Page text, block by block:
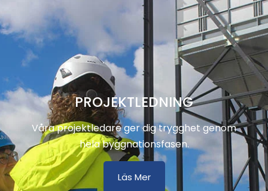
PROJEKTLEDNING
Våra projektledare ger dig trygghet genom
hela byggnationsfasen.
Läs Mer